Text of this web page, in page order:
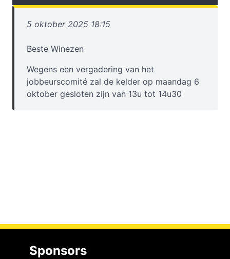
5 oktober 2025 18:15
Beste Winezen
Wegens een vergadering van het
jobbeurscomité zal de kelder op maandag 6
oktober gesloten zijn van 13u tot 14u30
Sponsors